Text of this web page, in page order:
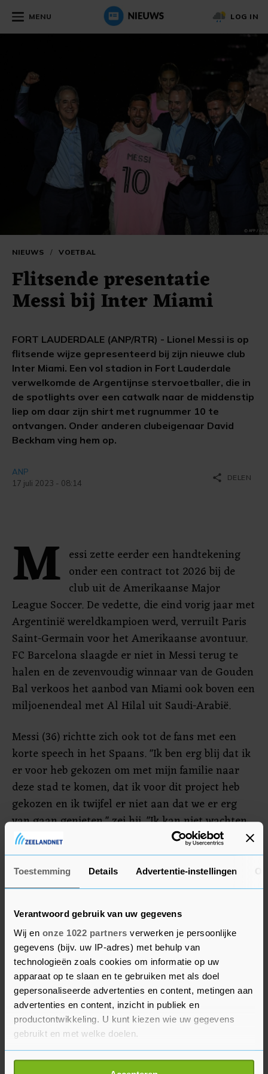
Toestemming Details Advertentie-instellingen
Verantwoord gebruik van uw gegevens
Wij en onze 1022 partners verwerken je persoonlijke
gegevens (bijv. uw IP-adres) met behulp van
technologieën zoals cookies om informatie op uw
apparaat op te slaan en te gebruiken met als doel
gepersonaliseerde advertenties en content, metingen aan
advertenties en content, inzicht in publiek en
productontwikkeling. U kunt kiezen wie uw gegevens
gebruikt en met welke doelen.
Als u het toestaat, willen we ook graag:
MENU LOG IN
NIEUWS / VOETBAL
Flitsende presentatie
Messi bij Inter Miami
FORT LAUDERDALE (ANP/RTR) - Lionel Messi is op
flitsende wijze gepresenteerd bij zijn nieuwe club
Inter Miami. Een vol stadion in Fort Lauderdale
verwelkomde de Argentijnse stervoetballer, die in
de spotlights over een catwalk naar de middenstip
liep om daar zijn shirt met rugnummer 10 te
ontvangen. Onder anderen clubeigenaar David
Beckham ving hem op.
ANP
17 juli 2023 - 08:14
share DELEN
M essi zette eerder een handtekening
onder een contract tot 2026 bij de
club uit de Amerikaanse Major
League Soccer. De vedette, die eind vorig jaar met
Argentinië wereldkampioen werd, verruilt Paris
Saint-Germain voor het Amerikaanse avontuur.
FC Barcelona slaagde er niet in Messi terug te
halen en de zevenvoudig winnaar van de Gouden
Bal verkoos het aanbod van Miami ook boven een
miljoenendeal met Al Hilal uit Saudi-Arabië.
Messi (36) richtte zich ook tot de fans met een
korte speech in het Spaans. "Ik ben erg blij dat ik
er voor heb gekozen om met mijn familie naar
deze stad te komen, dat ik voor dit project heb
gekozen en ik twijfel er niet aan dat we er erg
van gaan genieten," zei hij. "Ik kan niet wachten
om te beginnen met trainen voor de wedstrijd. Ik
voel hetzelfde verlangen dat ik altijd heb gehad;
ik wil winnen en Miami helpen verder te groeien."